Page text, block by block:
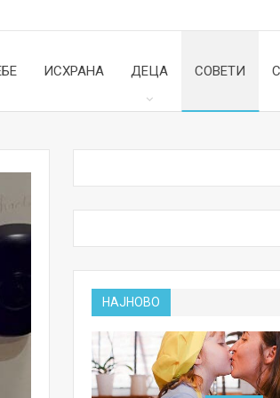
ИСХРАНА ДЕЦА СОВЕТИ
НАЈНОВО